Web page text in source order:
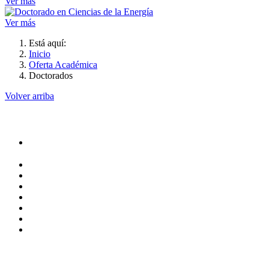
Ver más
Está aquí:
Inicio
Oferta Académica
Doctorados
Volver arriba